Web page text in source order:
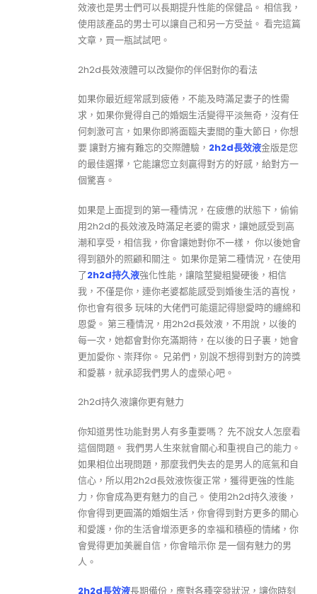
效液也是男士們可以長期提升性能的保健品。 相信我，
使用該產品的男士可以讓自己和另一方受益。 看完這篇
文章，買一瓶試試吧。
2h2d長效液體可以改變你的伴侶對你的看法
如果你最近經常感到疲倦，不能及時滿足妻子的性需
求，如果你覺得自己的婚姻生活變得平淡無奇，沒有任
何刺激可言，如果你即將面臨夫妻間的重大節日，你想
要 讓對方擁有難忘的交際體驗， 2h2d長效液金版是您
的最佳選擇，它能讓您立刻贏得對方的好感，給對方一
個驚喜。
如果是上面提到的第一種情況，在疲憊的狀態下，偷偷
用2h2d的長效液及時滿足老婆的需求，讓她感受到高
潮和享受，相信我，你會讓她對你不一樣， 你以後她會
得到額外的照顧和關注。 如果你是第二種情況，在使用
了2h2d持久液強化性能，讓陰莖變粗變硬後，相信
我，不僅是你，連你老婆都能感受到婚後生活的喜悅，
你也會有很多 玩味的大佬們可能還記得戀愛時的纏綿和
恩愛。 第三種情況，用2h2d長效液，不用說，以後的
每一次，她都會對你充滿期待，在以後的日子裏，她會
更加愛你、崇拜你。 兄弟們，別說不想得到對方的誇獎
和愛慕，就承認我們男人的虛榮心吧。
2h2d持久液讓你更有魅力
你知道男性功能對男人有多重要嗎？ 先不說女人怎麼看
這個問題。 我們男人生來就會關心和重視自己的能力。
如果相位出現問題，那麼我們失去的是男人的底氣和自
信心，所以用2h2d長效液恢復正常，獲得更強的性能
力，你會成為更有魅力的自己。 使用2h2d持久液後，
你會得到更圓滿的婚姻生活，你會得到對方更多的關心
和愛護，你的生活會增添更多的幸福和積極的情緒，你
會覺得更加美麗自信，你會暗示你 是一個有魅力的男
人。
2h2d長效液長期備份，應對各種突發狀況，讓你時刻